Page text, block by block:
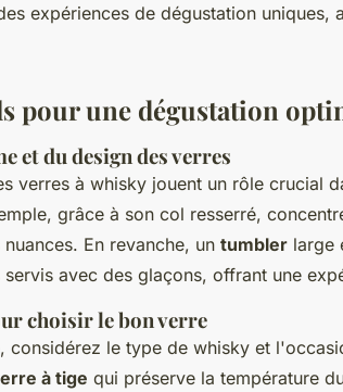
expériences de dégustation uniques,
pour une dégustation
et du design des verres
verres à whisky jouent un rôle crucial
grâce à son col resserré,
En revanche, un tumbler large
avec des glaçons, offrant une
choisir le bon verre
considérez le type de whisky et
à tige qui préserve la température